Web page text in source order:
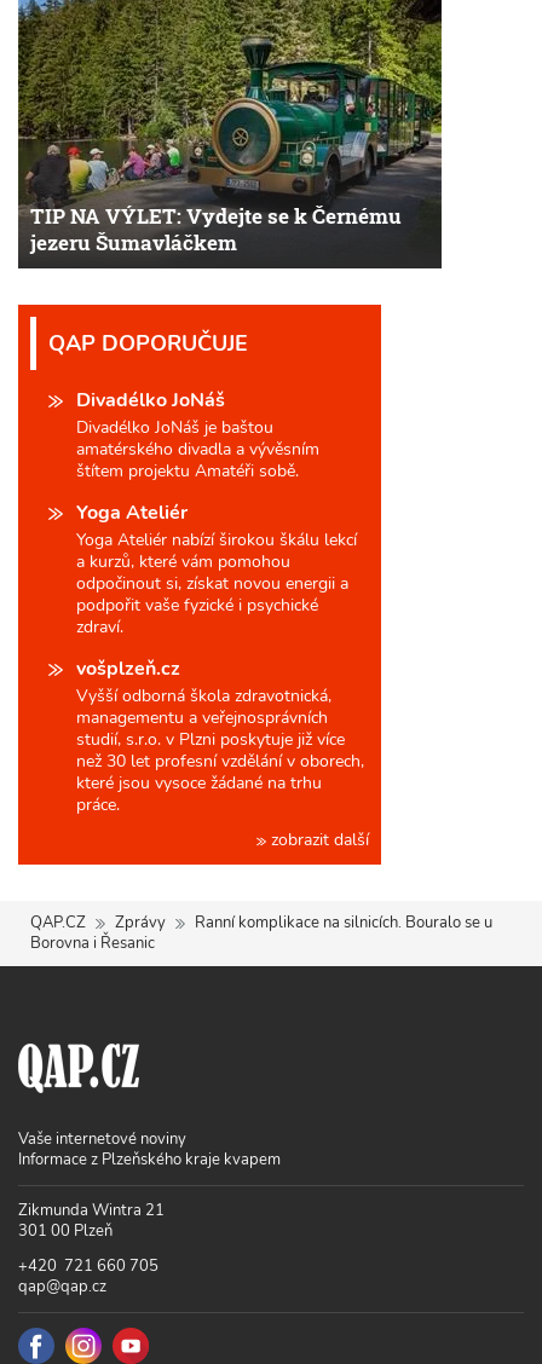
TIP NA VÝLET: Vydejte se k Černému
jezeru Šumavláčkem
QAP DOPORUČUJE
Divadélko JoNáš
Divadélko JoNáš je baštou
amatérského divadla a vývěsním
štítem projektu Amatéři sobě.
Yoga Ateliér
Yoga Ateliér nabízí širokou škálu lekcí
a kurzů, které vám pomohou
odpočinout si, získat novou energii a
podpořit vaše fyzické i psychické
zdraví.
vošplzeň.cz
Vyšší odborná škola zdravotnická,
managementu a veřejnosprávních
studií, s.r.o. v Plzni poskytuje již více
než 30 let profesní vzdělání v oborech,
které jsou vysoce žádané na trhu
práce.
zobrazit další
QAP.CZ Zprávy
Ranní komplikace na silnicích. Bouralo se u
Borovna i Řesanic
Vaše internetové noviny
Informace z Plzeňského kraje kvapem
Zikmunda Wintra 21
301 00 Plzeň
+420 721 660 705
qap@qap.cz